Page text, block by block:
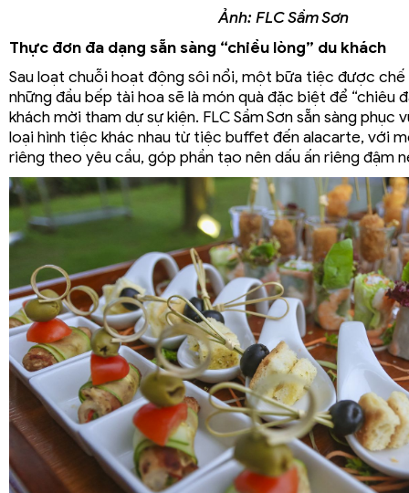
Ảnh: FLC Sầm Sơn
Thực đơn đa dạng sẵn sàng “chiều lòng” du khách
Sau loạt chuỗi hoạt động sôi nổi, một bữa tiệc được
những đầu bếp tài hoa sẽ là món quà đặc biệt để “chiêu
khách mời tham dự sự kiện. FLC Sầm Sơn sẵn sàng phục
loại hình tiệc khác nhau từ tiệc buffet đến alacarte, với
riêng theo yêu cầu, góp phần tạo nên dấu ấn riêng đậm